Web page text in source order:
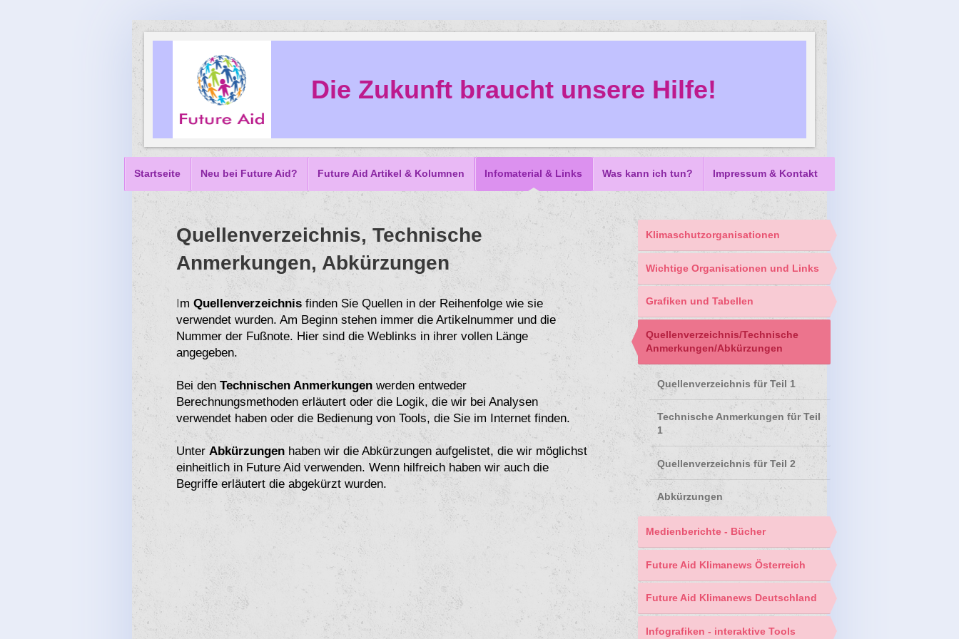
Die Zukunft braucht unsere Hilfe!
Startseite Neu bei Future Aid? Future Aid Artikel & Kolumnen Infomaterial & Links Was kann ich tun? Impressum & Kontakt
Quellenverzeichnis, Technische
Anmerkungen, Abkürzungen
m Quellenverzeichnis finden Sie Quellen in der Reihenfolge wie sie
verwendet wurden. Am Beginn stehen immer die Artikelnummer und die
Nummer der Fußnote. Hier sind die Weblinks in ihrer vollen Länge
angegeben.
Bei den Technischen Anmerkungen werden entweder
Berechnungsmethoden erläutert oder die Logik, die wir bei Analysen
verwendet haben oder die Bedienung von Tools, die Sie im Internet finden.
Unter Abkürzungen haben wir die Abkürzungen aufgelistet, die wir möglichst
einheitlich in Future Aid verwenden. Wenn hilfreich haben wir auch die
Begriffe erläutert die abgekürzt wurden.
Klimaschutzorganisationen
Wichtige Organisationen und Links
Grafiken und Tabellen
Quellenverzeichnis/Technische
Anmerkungen/Abkürzungen
Quellenverzeichnis für Teil 1
Technische Anmerkungen für Teil
1
Quellenverzeichnis für Teil 2
Abkürzungen
Medienberichte - Bücher
Future Aid Klimanews Österreich
Future Aid Klimanews Deutschland
Infografiken - interaktive Tools